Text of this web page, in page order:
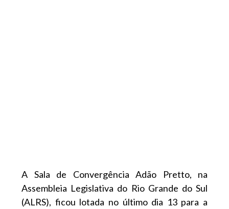
A Sala de Convergência Adão Pretto, na
Assembleia Legislativa do Rio Grande do Sul
(ALRS), ficou lotada no último dia 13 para a